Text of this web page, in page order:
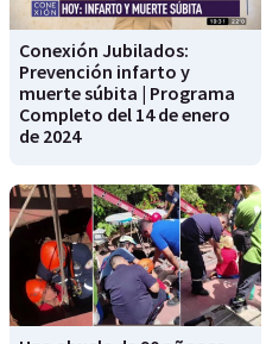
Conexión Jubilados:
Prevención infarto y
muerte súbita | Programa
Completo del 14 de enero
de 2024